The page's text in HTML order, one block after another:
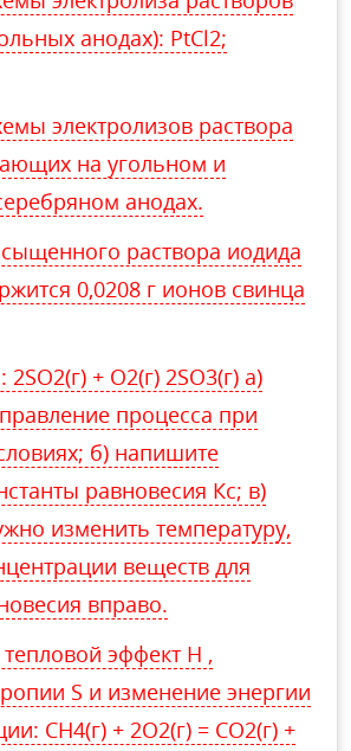
анодах): PtCl2;
электролизов раствора
на угольном и
анодах.
раствора иодида
0,0208 г ионов свинца
+ O2(г) 2SO3(г) а)
процесса при
б) напишите
равновесия Кс; в)
изменить температуру,
веществ для
вправо.
тепловой эффект Н ,
S и изменение энергии
CH4(г) + 2O2(г) = CO2(г) +